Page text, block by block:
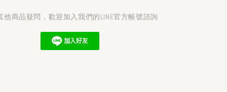
他商品疑問，歡迎加入我們的LINE官方帳號諮詢